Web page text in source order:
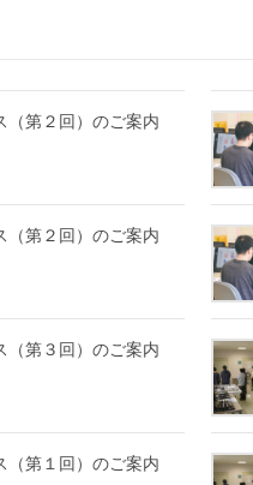
（第２回）のご案内
（第２回）のご案内
（第３回）のご案内
（第１回）のご案内